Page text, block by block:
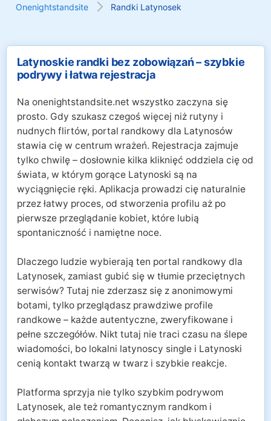
Onenightstandsite Randki Latynosek
Latynoskie randki bez zobowiązań – szybkie
podrywy i łatwa rejestracja
Na onenightstandsite.net wszystko zaczyna się
prosto. Gdy szukasz czegoś więcej niż rutyny i
nudnych flirtów, portal randkowy dla Latynosów
stawia cię w centrum wrażeń. Rejestracja zajmuje
tylko chwilę – dosłownie kilka kliknięć oddziela cię od
świata, w którym gorące Latynoski są na
wyciągnięcie ręki. Aplikacja prowadzi cię naturalnie
przez łatwy proces, od stworzenia profilu aż po
pierwsze przeglądanie kobiet, które lubią
spontaniczność i namiętne noce.
Dlaczego ludzie wybierają ten portal randkowy dla
Latynosek, zamiast gubić się w tłumie przeciętnych
serwisów? Tutaj nie zderzasz się z anonimowymi
botami, tylko przeglądasz prawdziwe profile
randkowe – każde autentyczne, zweryfikowane i
pełne szczegółów. Nikt tutaj nie traci czasu na ślepe
wiadomości, bo lokalni latynoscy single i Latynoski
cenią kontakt twarzą w twarz i szybkie reakcje.
Platforma sprzyja nie tylko szybkim podrywom
Latynosek, ale też romantycznym randkom i